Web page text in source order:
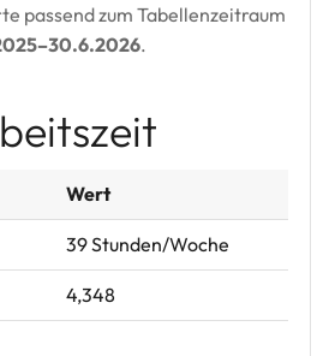
passend zum Tabellenzeitraum
.
Wert
39 Stunden/Woche
4,348